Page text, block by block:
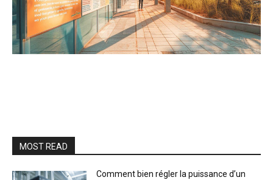
MOST READ
Comment bien régler la puissance d’un